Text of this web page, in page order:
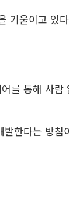
기울이고 있
를 통해 사람
발한다는 방침